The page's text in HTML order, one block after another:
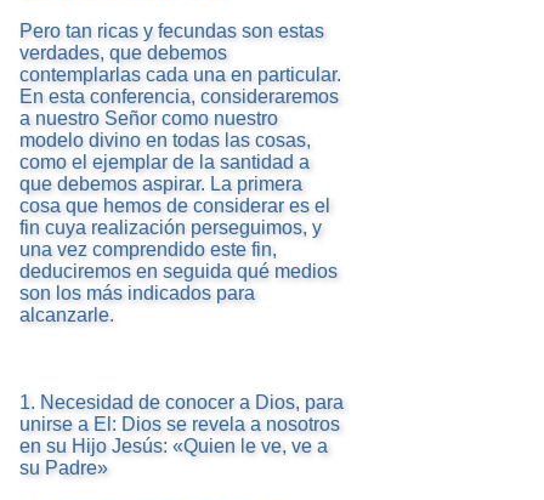
Pero tan ricas y fecundas son estas
verdades, que debemos
contemplarlas cada una en particular.
En esta conferencia, consideraremos
a nuestro Señor como nuestro
modelo divino en todas las cosas,
como el ejemplar de la santidad a
que debemos aspirar. La primera
cosa que hemos de considerar es el
fin cuya realización perseguimos, y
una vez comprendido este fin,
deduciremos en seguida qué medios
son los más indicados para
alcanzarle.
1. Necesidad de conocer a Dios, para
unirse a El: Dios se revela a nosotros
en su Hijo Jesús: «Quien le ve, ve a
su Padre»